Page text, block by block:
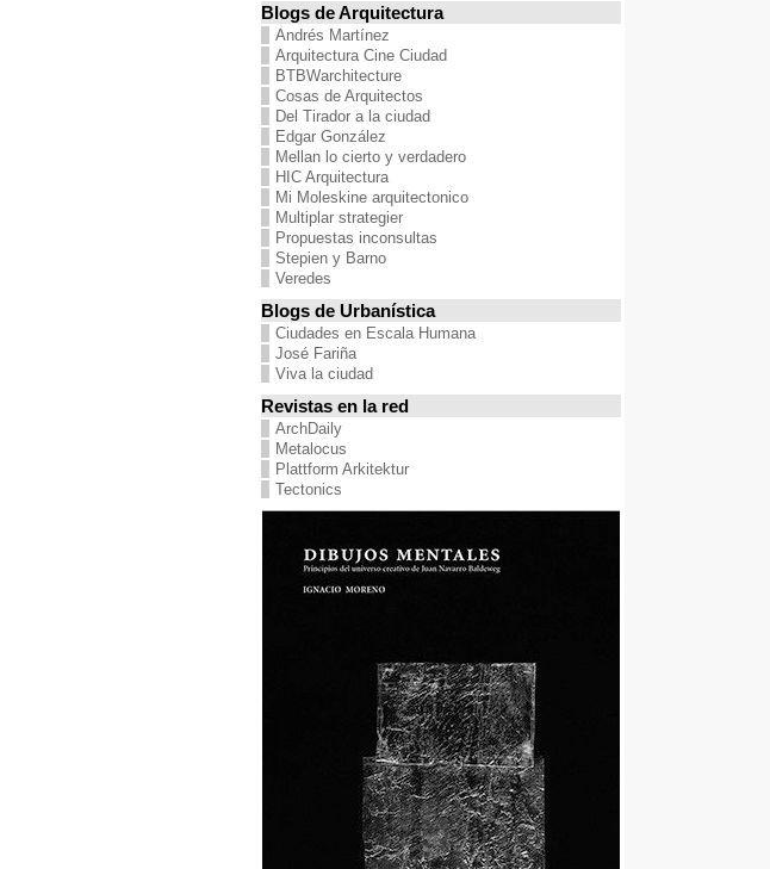
Blogs de Arquitectura
Andrés Martínez
Arquitectura Cine Ciudad
BTBWarchitecture
Cosas de Arquitectos
Del Tirador a la ciudad
Edgar González
Mellan lo cierto y verdadero
HIC Arquitectura
Mi Moleskine arquitectonico
Multiplar strategier
Propuestas inconsultas
Stepien y Barno
Veredes
Blogs de Urbanística
Ciudades en Escala Humana
José Fariña
Viva la ciudad
Revistas en la red
ArchDaily
Metalocus
Plattform Arkitektur
Tectonics